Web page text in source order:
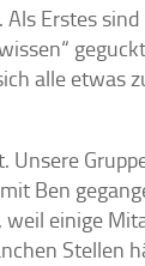
Erstes
alle etwas
Ben
einige
Stellen